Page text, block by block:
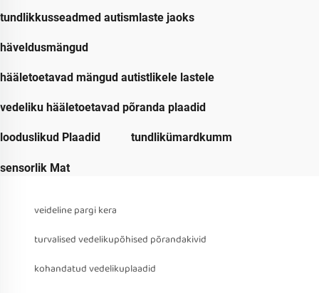
tundlikkusseadmed autismlaste jaoks
häveldusmängud
hääletoetavad mängud autistlikele lastele
vedeliku hääletoetavad põranda plaadid
looduslikud Plaadid tundlikümardkumm
sensorlik Mat
veideline pargi kera
turvalised vedelikupõhised põrandakivid
kohandatud vedelikuplaadid